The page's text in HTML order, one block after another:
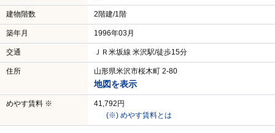
建物階数 2階建/1階
築年月 1996年03月
交通 ＪＲ米坂線 米沢駅/徒歩15分
住所 山形県米沢市桜木町 2-80
地図を表示
めやす賃料 ※
41,792円
(※) めやす賃料とは